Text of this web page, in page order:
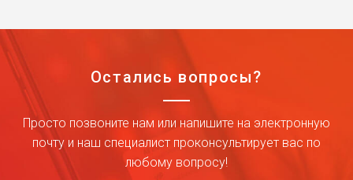
Остались вопросы?
Просто позвоните нам или напишите на электронную
почту и наш специалист проконсультирует вас по
любому вопросу!